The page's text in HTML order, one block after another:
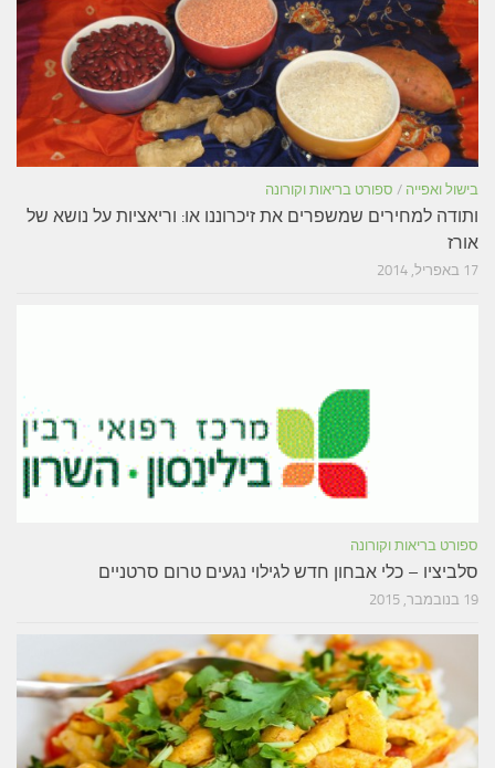
בישול ואפייה / ספורט בריאות וקורונה
ותודה למחירים שמשפרים את זיכרוננו או: וריאציות על נושא של
אורז
17 באפריל, 2014
ספורט בריאות וקורונה
סלביציו – כלי אבחון חדש לגילוי נגעים טרום סרטניים
19 בנובמבר, 2015